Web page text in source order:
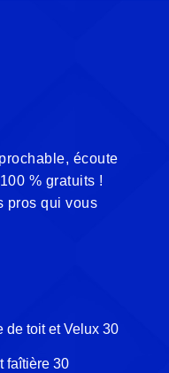
écoute
% gratuits !
pros qui vous
de toit et Velux 30
faîtière 30